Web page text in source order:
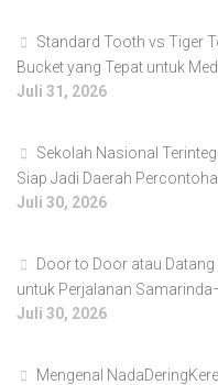
Standard Tooth vs Tiger
Bucket yang Tepat untuk
Juli 31, 2026
Sekolah Nasional
Siap Jadi Daerah
Juli 30, 2026
Door to Door atau Datang
untuk Perjalanan
Juli 30, 2026
Mengenal